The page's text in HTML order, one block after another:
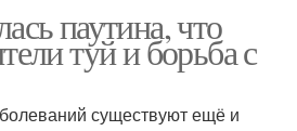
паутина, что
туй и борьба с
существуют ещё и